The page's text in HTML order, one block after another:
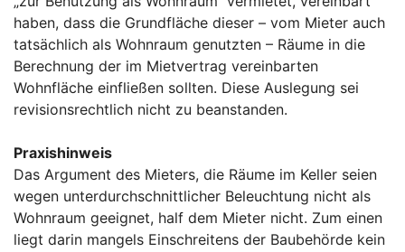
haben, dass die Grundfläche dieser – vom Mieter auch
tatsächlich als Wohnraum genutzten – Räume in die
Berechnung der im Mietvertrag vereinbarten
Wohnfläche einfließen sollten. Diese Auslegung sei
revisionsrechtlich nicht zu beanstanden.
Praxishinweis
Das Argument des Mieters, die Räume im Keller seien
wegen unterdurchschnittlicher Beleuchtung nicht als
Wohnraum geeignet, half dem Mieter nicht. Zum einen
liegt darin mangels Einschreitens der Baubehörde kein